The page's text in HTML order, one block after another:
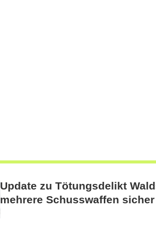
Update zu Tötungsdelikt
mehrere Schusswaffen sicher